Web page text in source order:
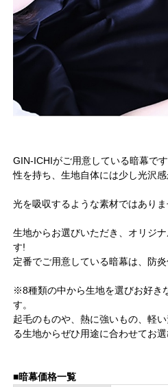
GIN-ICHIがご用意している暗幕で
性を持ち、生地自体には少し光沢感
光を吸収するような素材ではありま
生地からお選びいただき、オリジ
す!
定番でご用意している暗幕は、防炎
※8種類の中から生地を選びお好き
す。
起毛のものや、熱に強いもの、軽
る生地からぜひ用途に合わせてお選
■暗幕価格一覧